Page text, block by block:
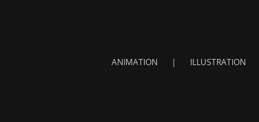
ANIMATION ILLUSTRATION